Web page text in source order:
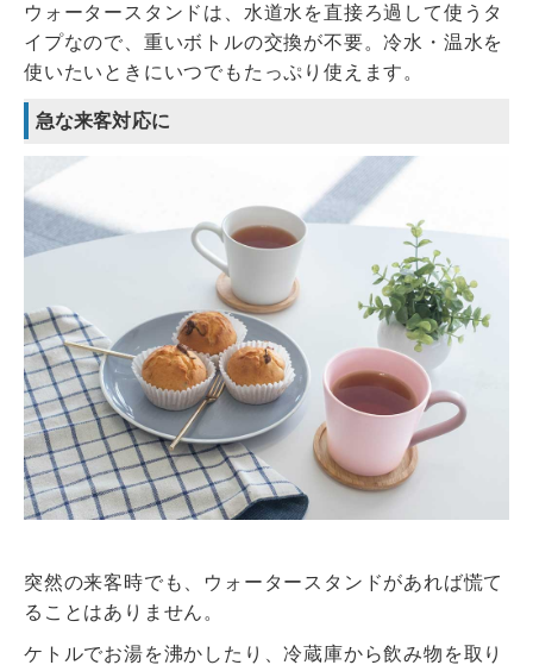
ウォータースタンドは、水道水を直接ろ過して使うタ
イプなので、重いボトルの交換が不要。冷水・温水を
使いたいときにいつでもたっぷり使えます。
急な来客対応に
突然の来客時でも、ウォータースタンドがあれば慌て
ることはありません。
ケトルでお湯を沸かしたり、冷蔵庫から飲み物を取り